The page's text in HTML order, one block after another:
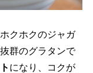
クホクのジャガ
群のグラタンで
になり、コクが